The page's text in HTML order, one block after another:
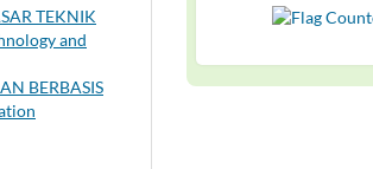
TEKNIK
and
BERBASIS